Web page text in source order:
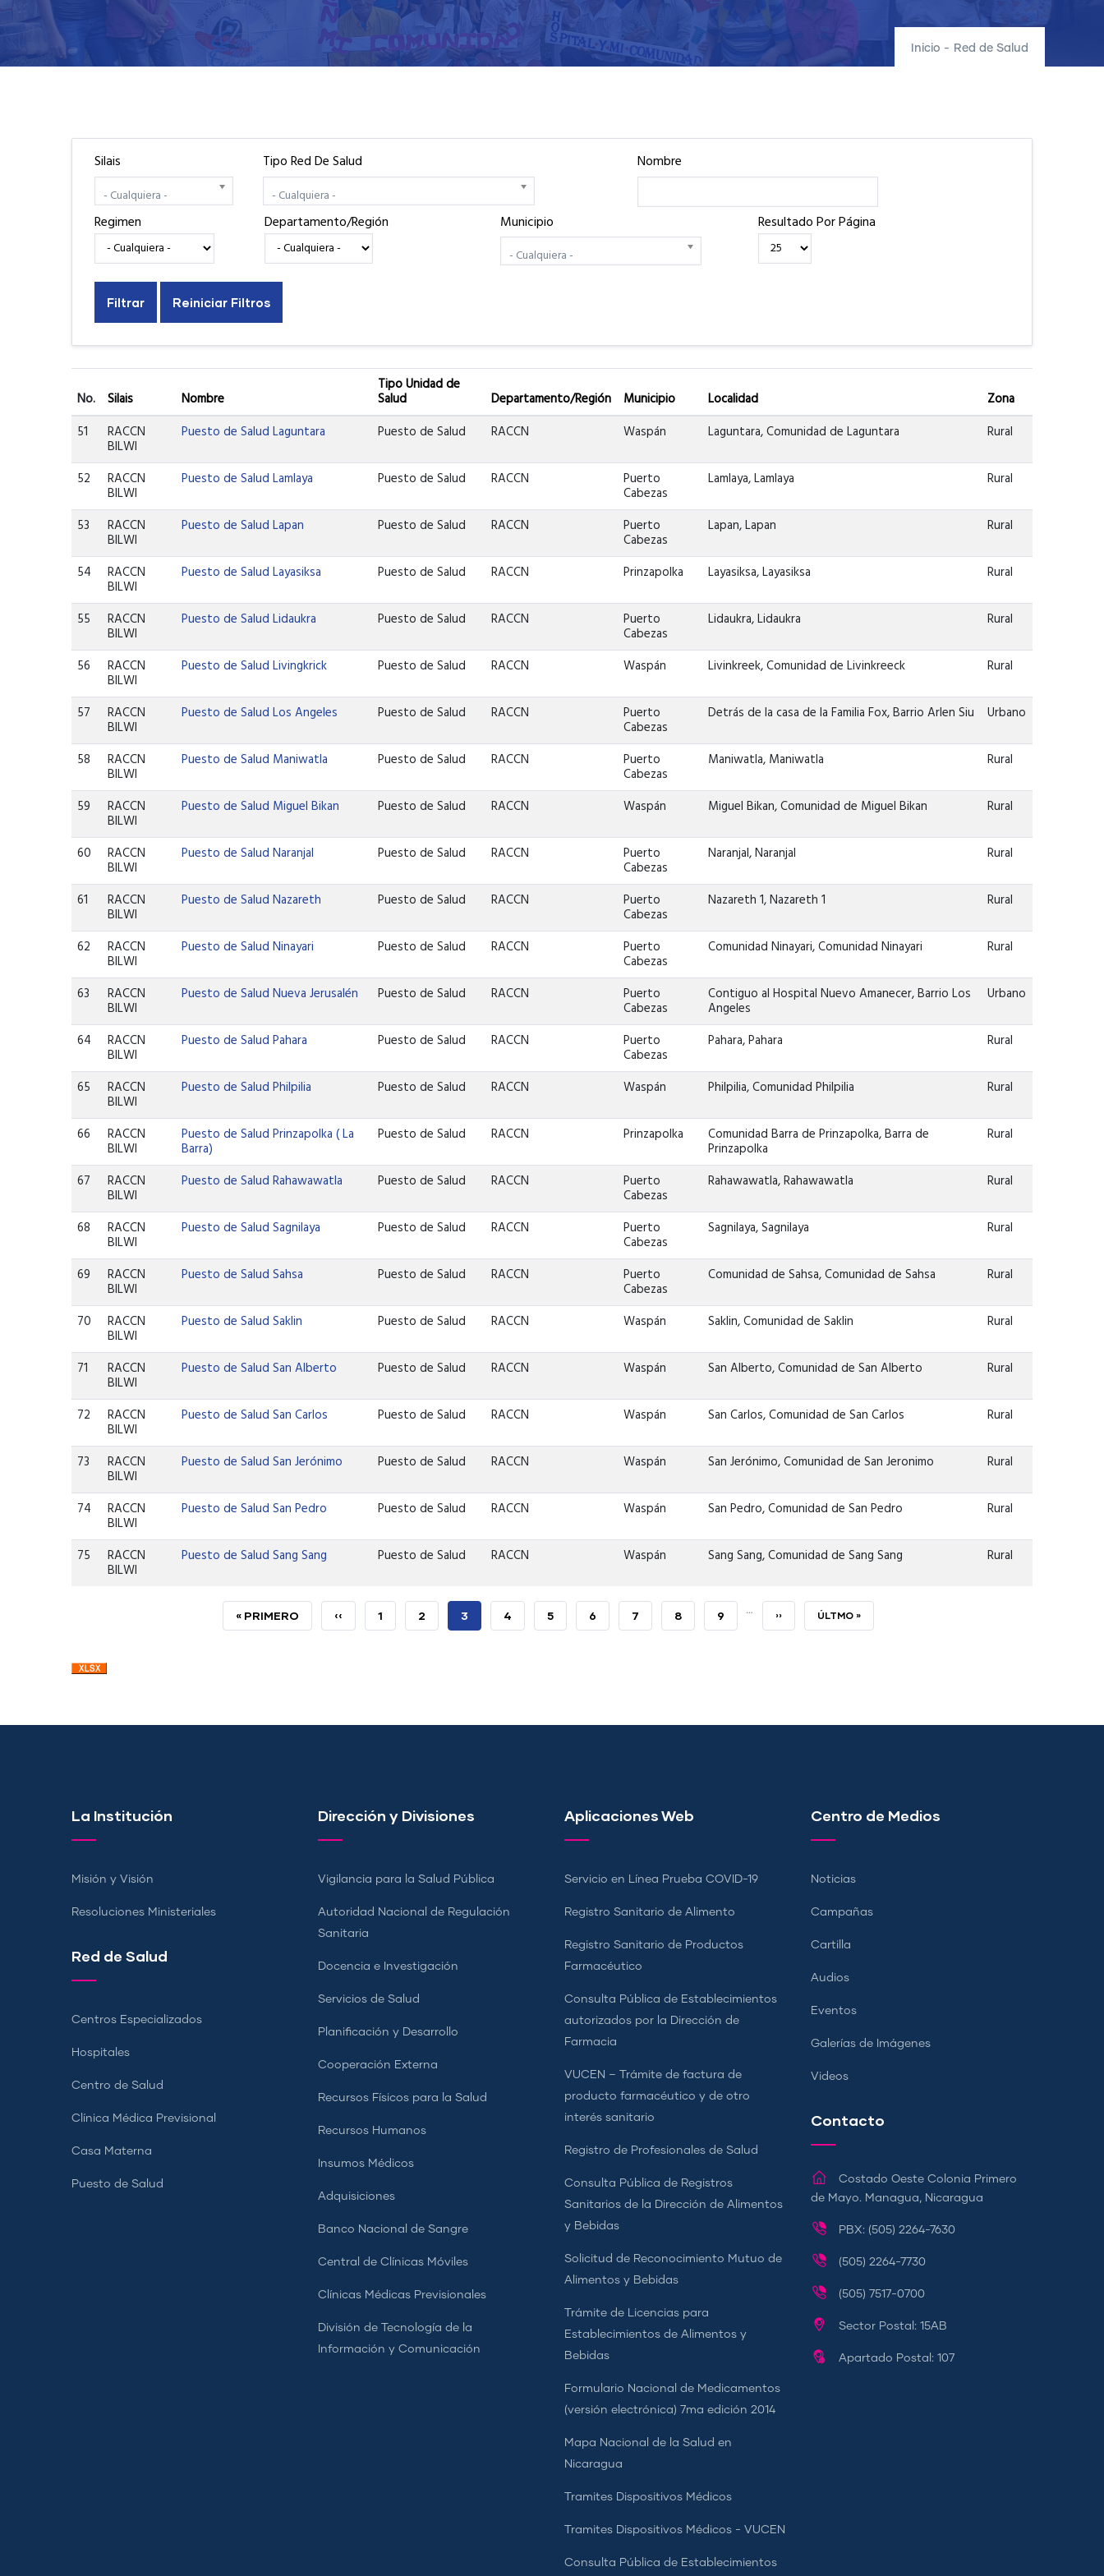
Inicio - Red de Salud
Silais
- Cualquiera -
Tipo Red De Salud
- Cualquiera -
Nombre
Regimen Departamento/Región Municipio
- Cualquiera -
Resultado Por Página
No. Silais Nombre
Tipo Unidad de
Salud Departamento/Región Municipio Localidad
Zona
51
RACCN
BILWI
Puesto de Salud Laguntara Puesto de Salud RACCN Waspán Laguntara, Comunidad de Laguntara Rural
52 RACCN
BILWI
Puesto de Salud Lamlaya Puesto de Salud RACCN Puerto
Cabezas
Lamlaya, Lamlaya Rural
53 RACCN
BILWI
Puesto de Salud Lapan Puesto de Salud RACCN Puerto
Cabezas
Lapan, Lapan Rural
54 RACCN
BILWI
Puesto de Salud Layasiksa Puesto de Salud RACCN Prinzapolka Layasiksa, Layasiksa Rural
55 RACCN
BILWI
Puesto de Salud Lidaukra Puesto de Salud RACCN Puerto
Cabezas
Lidaukra, Lidaukra Rural
56 RACCN
BILWI
Puesto de Salud Livingkrick Puesto de Salud RACCN Waspán Livinkreek, Comunidad de Livinkreeck Rural
57 RACCN
BILWI
Puesto de Salud Los Angeles Puesto de Salud RACCN Puerto
Cabezas
Detrás de la casa de la Familia Fox, Barrio Arlen Siu Urbano
58 RACCN
BILWI
Puesto de Salud Maniwatla Puesto de Salud RACCN Puerto
Cabezas
Maniwatla, Maniwatla Rural
59 RACCN
BILWI
Puesto de Salud Miguel Bikan Puesto de Salud RACCN Waspán Miguel Bikan, Comunidad de Miguel Bikan Rural
60 RACCN
BILWI
Puesto de Salud Naranjal Puesto de Salud RACCN Puerto
Cabezas
Naranjal, Naranjal Rural
61 RACCN
BILWI
Puesto de Salud Nazareth Puesto de Salud RACCN Puerto
Cabezas
Nazareth 1, Nazareth 1 Rural
62 RACCN
BILWI
Puesto de Salud Ninayari Puesto de Salud RACCN Puerto
Cabezas
Comunidad Ninayari, Comunidad Ninayari Rural
63 RACCN
BILWI
Puesto de Salud Nueva Jerusalén Puesto de Salud RACCN Puerto
Cabezas
Contiguo al Hospital Nuevo Amanecer, Barrio Los
Angeles
Urbano
64 RACCN
BILWI
Puesto de Salud Pahara Puesto de Salud RACCN Puerto
Cabezas
Pahara, Pahara Rural
65 RACCN
BILWI
Puesto de Salud Philpilia Puesto de Salud RACCN Waspán Philpilia, Comunidad Philpilia Rural
66 RACCN
BILWI
Puesto de Salud Prinzapolka ( La
Barra)
Puesto de Salud RACCN Prinzapolka Comunidad Barra de Prinzapolka, Barra de
Prinzapolka
Rural
67 RACCN
BILWI
Puesto de Salud Rahawawatla Puesto de Salud RACCN Puerto
Cabezas
Rahawawatla, Rahawawatla Rural
68 RACCN
BILWI
Puesto de Salud Sagnilaya Puesto de Salud RACCN Puerto
Cabezas
Sagnilaya, Sagnilaya Rural
69 RACCN
BILWI
Puesto de Salud Sahsa Puesto de Salud RACCN Puerto
Cabezas
Comunidad de Sahsa, Comunidad de Sahsa Rural
70 RACCN
BILWI
Puesto de Salud Saklin Puesto de Salud RACCN Waspán Saklin, Comunidad de Saklin Rural
71 RACCN
BILWI
Puesto de Salud San Alberto Puesto de Salud RACCN Waspán San Alberto, Comunidad de San Alberto Rural
72 RACCN
BILWI
Puesto de Salud San Carlos Puesto de Salud RACCN Waspán San Carlos, Comunidad de San Carlos Rural
73 RACCN
BILWI
Puesto de Salud San Jerónimo Puesto de Salud RACCN Waspán San Jerónimo, Comunidad de San Jeronimo Rural
74 RACCN
BILWI
Puesto de Salud San Pedro Puesto de Salud RACCN Waspán San Pedro, Comunidad de San Pedro Rural
75 RACCN
BILWI
Puesto de Salud Sang Sang Puesto de Salud RACCN Waspán Sang Sang, Comunidad de Sang Sang Rural
PRIMERA
« PRIMERO
PÁGINA
‹‹ PAGE
1 PAGE
2
PÁGINA
3 PAGE
4 PAGE
5 PAGE
6 PAGE
7 PAGE
8 PAGE
9 … SIGUIENTE
›› ÚLTIMA
ÚLTMO »
La Institución
Misión y Visión
Resoluciones Ministeriales
Red de Salud
Centros Especializados
Hospitales
Centro de Salud
Clínica Médica Previsional
Casa Materna
Puesto de Salud
Dirección y Divisiones
Vigilancia para la Salud Pública
Autoridad Nacional de Regulación
Sanitaria
Docencia e Investigación
Servicios de Salud
Planificación y Desarrollo
Cooperación Externa
Recursos Físicos para la Salud
Recursos Humanos
Insumos Médicos
Adquisiciones
Banco Nacional de Sangre
Central de Clínicas Móviles
Clínicas Médicas Previsionales
División de Tecnología de la
Información y Comunicación
Aplicaciones Web
Servicio en Línea Prueba COVID-19
Registro Sanitario de Alimento
Registro Sanitario de Productos
Farmacéutico
Consulta Pública de Establecimientos
autorizados por la Dirección de
Farmacia
VUCEN – Trámite de factura de
producto farmacéutico y de otro
interés sanitario
Registro de Profesionales de Salud
Consulta Pública de Registros
Sanitarios de la Dirección de Alimentos
y Bebidas
Solicitud de Reconocimiento Mutuo de
Alimentos y Bebidas
Trámite de Licencias para
Establecimientos de Alimentos y
Bebidas
Formulario Nacional de Medicamentos
(versión electrónica) 7ma edición 2014
Mapa Nacional de la Salud en
Nicaragua
Tramites Dispositivos Médicos
Tramites Dispositivos Médicos - VUCEN
Consulta Pública de Establecimientos
Centro de Medios
Noticias
Campañas
Cartilla
Audios
Eventos
Galerías de Imágenes
Videos
Contacto
Costado Oeste Colonia Primero
de Mayo. Managua, Nicaragua
PBX: (505) 2264-7630
(505) 2264-7730
(505) 7517-0700
Sector Postal: 15AB
Apartado Postal: 107